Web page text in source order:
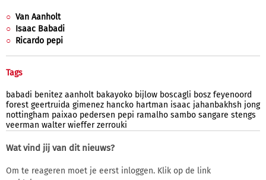
Van Aanholt
Isaac Babadi
Ricardo pepi
Tags
babadi benitez aanholt bakayoko bijlow boscagli bosz feyenoord
forest geertruida gimenez hancko hartman isaac jahanbakhsh jong
nottingham paixao pedersen pepi ramalho sambo sangare stengs
veerman walter wieffer zerrouki
Wat vind jij van dit nieuws?
Om te reageren moet je eerst inloggen. Klik op de link